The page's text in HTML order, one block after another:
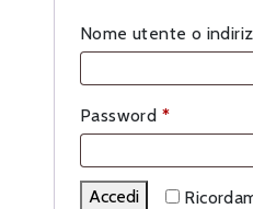
Nome utente o
Password *Richiesto
Accedi